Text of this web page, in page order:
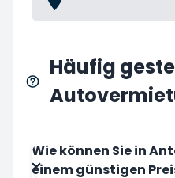
Häufig
Wie können Sie in
einem günstigen